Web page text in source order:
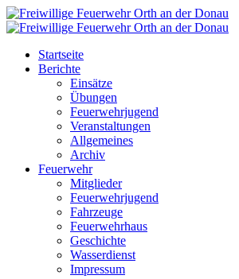
Startseite
Berichte
Einsätze
Übungen
Feuerwehrjugend
Veranstaltungen
Allgemeines
Archiv
Feuerwehr
Mitglieder
Feuerwehrjugend
Fahrzeuge
Feuerwehrhaus
Geschichte
Wasserdienst
Impressum